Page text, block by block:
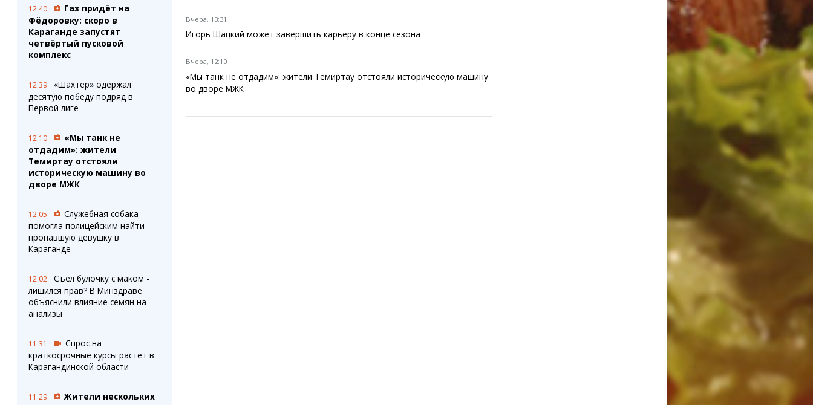
12:40
Газ придёт на
Фёдоровку: скоро в
Караганде запустят
четвёртый пусковой
комплекс
12:39
«Шахтер» одержал
десятую победу подряд в
Первой лиге
12:10
«Мы танк не
отдадим»: жители
Темиртау отстояли
историческую машину во
дворе МЖК
12:05
Служебная собака
помогла полицейским найти
пропавшую девушку в
Караганде
12:02
Съел булочку с маком -
лишился прав? В Минздраве
объяснили влияние семян на
анализы
11:31
Спрос на
краткосрочные курсы растет в
Карагандинской области
11:29
Жители нескольких
Вчера, 13:31
Игорь Шацкий может завершить карьеру в конце сезона
Вчера, 12:10
«Мы танк не отдадим»: жители Темиртау отстояли историческую машину
во дворе МЖК